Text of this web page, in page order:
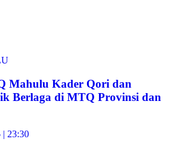
Mahulu Kader Qori dan
Berlaga di MTQ Provinsi dan
| 23:30